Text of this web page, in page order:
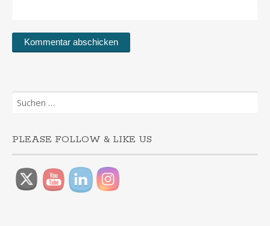
nach:
PLEASE FOLLOW & LIKE US